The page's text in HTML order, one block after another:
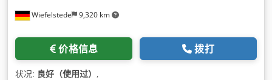
Wiefelstede 9,320 km
价格信息 拨打
状况: 良好（使用过） ,